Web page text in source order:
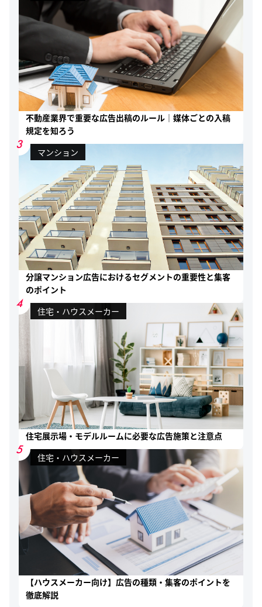
不動産業界で重要な広告出稿のルール｜媒体ごとの入稿
規定を知ろう
3
マンション
分譲マンション広告におけるセグメントの重要性と集客
のポイント
4
住宅・ハウスメーカー
住宅展示場・モデルルームに必要な広告施策と注意点
5
住宅・ハウスメーカー
【ハウスメーカー向け】広告の種類・集客のポイントを
徹底解説